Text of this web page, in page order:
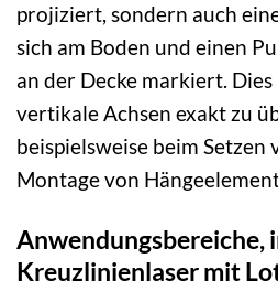
projiziert, sondern auch
sich am Boden und einen
an der Decke markiert. Dies
vertikale Achsen exakt zu
beispielsweise beim
Montage von
Anwendungsbereiche,
Kreuzlinienlaser mit